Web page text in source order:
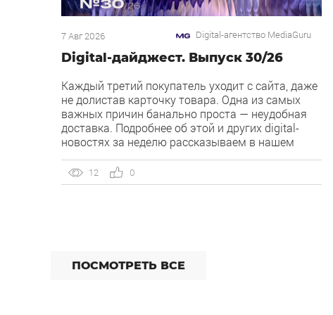
7 Авг 2026 Digital-агентство MediaGuru
Digital-дайджест. Выпуск 30/26
Каждый третий покупатель уходит с сайта, даже
не долистав карточку товара. Одна из самых
важных причин банально проста — неудобная
доставка. Подробнее об этой и других digital-
новостях за неделю рассказываем в нашем
низкий CPA в самом дорогом гео страны.
Агентство продвигает ресторан OSH by Урюк в
12 0
ПОСМОТРЕТЬ ВСЕ